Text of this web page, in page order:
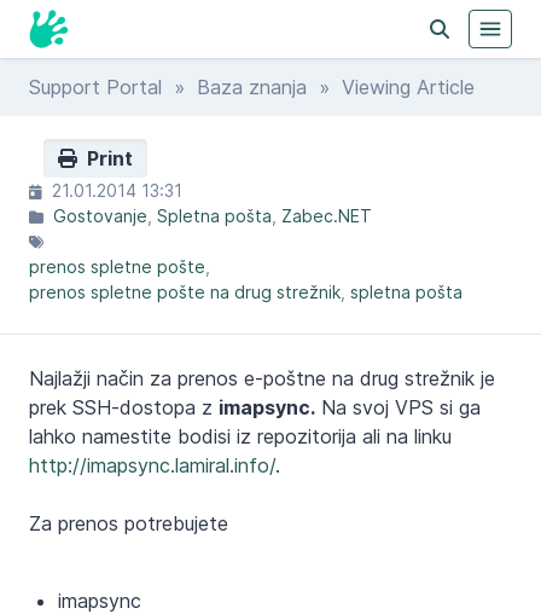
Support Portal » Baza znanja » Viewing Article
Print
21.01.2014 13:31
Gostovanje Spletna pošta Zabec.NET
prenos spletne pošte
prenos spletne pošte na drug strežnik spletna pošta
Najlažji način za prenos e-poštne na drug strežnik je
prek SSH-dostopa z imapsync. Na svoj VPS si ga
lahko namestite bodisi iz repozitorija ali na linku
http://imapsync.lamiral.info/.
Za prenos potrebujete
imapsync